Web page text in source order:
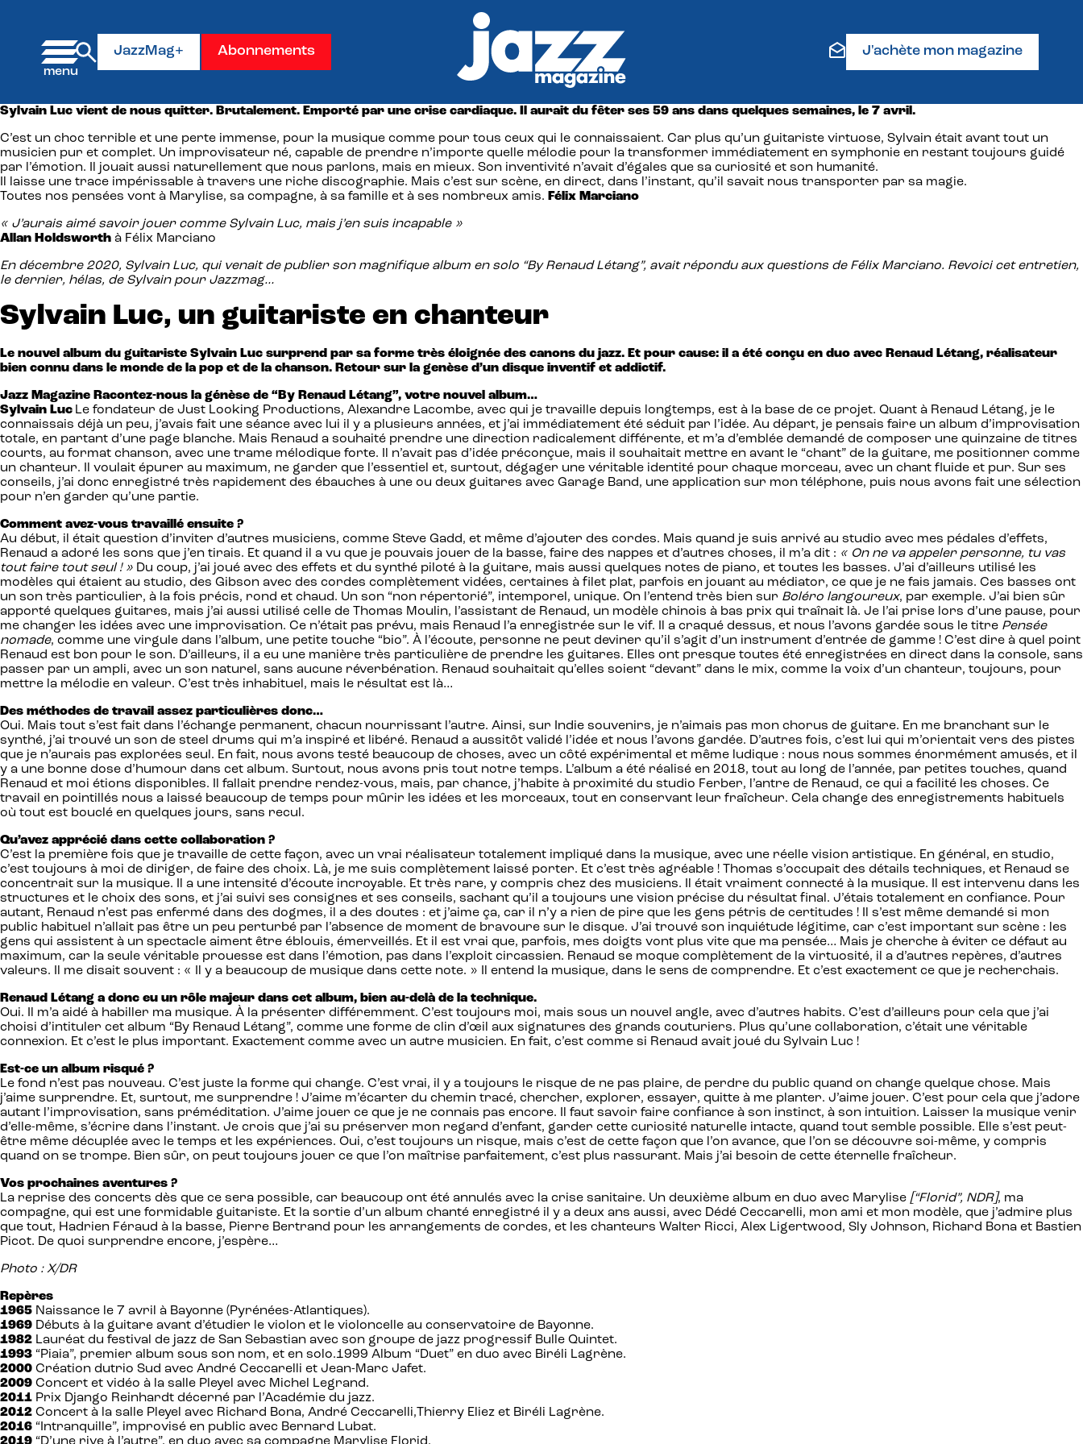
JazzMag+ Abonnements J'achète mon magazine
Sylvain Luc vient de nous quitter. Brutalement. Emporté par une crise cardiaque. Il aurait du fêter ses 59 ans dans quelques semaines, le 7 avril.
C’est un choc terrible et une perte immense, pour la musique comme pour tous ceux qui le connaissaient. Car plus qu’un guitariste virtuose, Sylvain était avant tout un
musicien pur et complet. Un improvisateur né, capable de prendre n’importe quelle mélodie pour la transformer immédiatement en symphonie en restant toujours guidé
par l’émotion. Il jouait aussi naturellement que nous parlons, mais en mieux. Son inventivité n’avait d’égales que sa curiosité et son humanité.
Il laisse une trace impérissable à travers une riche discographie. Mais c’est sur scène, en direct, dans l’instant, qu’il savait nous transporter par sa magie.
Toutes nos pensées vont à Marylise, sa compagne, à sa famille et à ses nombreux amis. Félix Marciano
« J’aurais aimé savoir jouer comme Sylvain Luc, mais j’en suis incapable »
Allan Holdsworth à Félix Marciano
En décembre 2020, Sylvain Luc, qui venait de publier son magnifique album en solo “By Renaud Létang”, avait répondu aux questions de Félix Marciano. Revoici cet entretien,
le dernier, hélas, de Sylvain pour Jazzmag…
Sylvain Luc, un guitariste en chanteur
Le nouvel album du guitariste Sylvain Luc surprend par sa forme très éloignée des canons du jazz. Et pour cause: il a été conçu en duo avec Renaud Létang, réalisateur
bien connu dans le monde de la pop et de la chanson. Retour sur la genèse d’un disque inventif et addictif.
Jazz Magazine Racontez-nous la génèse de “By Renaud Létang”, votre nouvel album…
Sylvain Luc Le fondateur de Just Looking Productions, Alexandre Lacombe, avec qui je travaille depuis longtemps, est à la base de ce projet. Quant à Renaud Létang, je le
connaissais déjà un peu, j’avais fait une séance avec lui il y a plusieurs années, et j’ai immédiatement été séduit par l’idée. Au départ, je pensais faire un album d’improvisation
totale, en partant d’une page blanche. Mais Renaud a souhaité prendre une direction radicalement différente, et m’a d’emblée demandé de composer une quinzaine de titres
courts, au format chanson, avec une trame mélodique forte. Il n’avait pas d’idée préconçue, mais il souhaitait mettre en avant le “chant” de la guitare, me positionner comme
un chanteur. Il voulait épurer au maximum, ne garder que l’essentiel et, surtout, dégager une véritable identité pour chaque morceau, avec un chant fluide et pur. Sur ses
conseils, j’ai donc enregistré très rapidement des ébauches à une ou deux guitares avec Garage Band, une application sur mon téléphone, puis nous avons fait une sélection
pour n’en garder qu’une partie.
Comment avez-vous travaillé ensuite ?
Au début, il était question d’inviter d’autres musiciens, comme Steve Gadd, et même d’ajouter des cordes. Mais quand je suis arrivé au studio avec mes pédales d’effets,
Renaud a adoré les sons que j’en tirais. Et quand il a vu que je pouvais jouer de la basse, faire des nappes et d’autres choses, il m’a dit : « On ne va appeler personne, tu vas
tout faire tout seul ! » Du coup, j’ai joué avec des effets et du synthé piloté à la guitare, mais aussi quelques notes de piano, et toutes les basses. J’ai d’ailleurs utilisé les
modèles qui étaient au studio, des Gibson avec des cordes complètement vidées, certaines à filet plat, parfois en jouant au médiator, ce que je ne fais jamais. Ces basses ont
un son très particulier, à la fois précis, rond et chaud. Un son “non répertorié”, intemporel, unique. On l’entend très bien sur Boléro langoureux, par exemple. J’ai bien sûr
apporté quelques guitares, mais j’ai aussi utilisé celle de Thomas Moulin, l’assistant de Renaud, un modèle chinois à bas prix qui traînait là. Je l’ai prise lors d’une pause, pour
me changer les idées avec une improvisation. Ce n’était pas prévu, mais Renaud l’a enregistrée sur le vif. Il a craqué dessus, et nous l’avons gardée sous le titre Pensée
nomade, comme une virgule dans l’album, une petite touche “bio”. À l’écoute, personne ne peut deviner qu’il s’agit d’un instrument d’entrée de gamme ! C’est dire à quel point
Renaud est bon pour le son. D’ailleurs, il a eu une manière très particulière de prendre les guitares. Elles ont presque toutes été enregistrées en direct dans la console, sans
passer par un ampli, avec un son naturel, sans aucune réverbération. Renaud souhaitait qu’elles soient “devant” dans le mix, comme la voix d’un chanteur, toujours, pour
mettre la mélodie en valeur. C’est très inhabituel, mais le résultat est là…
Des méthodes de travail assez particulières donc…
Oui. Mais tout s’est fait dans l’échange permanent, chacun nourrissant l’autre. Ainsi, sur Indie souvenirs, je n’aimais pas mon chorus de guitare. En me branchant sur le
synthé, j’ai trouvé un son de steel drums qui m’a inspiré et libéré. Renaud a aussitôt validé l’idée et nous l’avons gardée. D’autres fois, c’est lui qui m’orientait vers des pistes
que je n’aurais pas explorées seul. En fait, nous avons testé beaucoup de choses, avec un côté expérimental et même ludique : nous nous sommes énormément amusés, et il
y a une bonne dose d’humour dans cet album. Surtout, nous avons pris tout notre temps. L’album a été réalisé en 2018, tout au long de l’année, par petites touches, quand
Renaud et moi étions disponibles. Il fallait prendre rendez-vous, mais, par chance, j’habite à proximité du studio Ferber, l’antre de Renaud, ce qui a facilité les choses. Ce
travail en pointillés nous a laissé beaucoup de temps pour mûrir les idées et les morceaux, tout en conservant leur fraîcheur. Cela change des enregistrements habituels
où tout est bouclé en quelques jours, sans recul.
Qu’avez apprécié dans cette collaboration ?
C’est la première fois que je travaille de cette façon, avec un vrai réalisateur totalement impliqué dans la musique, avec une réelle vision artistique. En général, en studio,
c’est toujours à moi de diriger, de faire des choix. Là, je me suis complètement laissé porter. Et c’est très agréable ! Thomas s’occupait des détails techniques, et Renaud se
concentrait sur la musique. Il a une intensité d’écoute incroyable. Et très rare, y compris chez des musiciens. Il était vraiment connecté à la musique. Il est intervenu dans les
structures et le choix des sons, et j’ai suivi ses consignes et ses conseils, sachant qu’il a toujours une vision précise du résultat final. J’étais totalement en confiance. Pour
autant, Renaud n’est pas enfermé dans des dogmes, il a des doutes : et j’aime ça, car il n’y a rien de pire que les gens pétris de certitudes ! Il s’est même demandé si mon
public habituel n’allait pas être un peu perturbé par l’absence de moment de bravoure sur le disque. J’ai trouvé son inquiétude légitime, car c’est important sur scène : les
gens qui assistent à un spectacle aiment être éblouis, émerveillés. Et il est vrai que, parfois, mes doigts vont plus vite que ma pensée… Mais je cherche à éviter ce défaut au
maximum, car la seule véritable prouesse est dans l’émotion, pas dans l’exploit circassien. Renaud se moque complètement de la virtuosité, il a d’autres repères, d’autres
valeurs. Il me disait souvent : « Il y a beaucoup de musique dans cette note. » Il entend la musique, dans le sens de comprendre. Et c’est exactement ce que je recherchais.
Renaud Létang a donc eu un rôle majeur dans cet album, bien au-delà de la technique.
Oui. Il m’a aidé à habiller ma musique. À la présenter différemment. C’est toujours moi, mais sous un nouvel angle, avec d’autres habits. C’est d’ailleurs pour cela que j’ai
choisi d’intituler cet album “By Renaud Létang”, comme une forme de clin d’œil aux signatures des grands couturiers. Plus qu’une collaboration, c’était une véritable
connexion. Et c’est le plus important. Exactement comme avec un autre musicien. En fait, c’est comme si Renaud avait joué du Sylvain Luc !
Est-ce un album risqué ?
Le fond n’est pas nouveau. C’est juste la forme qui change. C’est vrai, il y a toujours le risque de ne pas plaire, de perdre du public quand on change quelque chose. Mais
j’aime surprendre. Et, surtout, me surprendre ! J’aime m’écarter du chemin tracé, chercher, explorer, essayer, quitte à me planter. J’aime jouer. C’est pour cela que j’adore
autant l’improvisation, sans préméditation. J’aime jouer ce que je ne connais pas encore. Il faut savoir faire confiance à son instinct, à son intuition. Laisser la musique venir
d’elle-même, s’écrire dans l’instant. Je crois que j’ai su préserver mon regard d’enfant, garder cette curiosité naturelle intacte, quand tout semble possible. Elle s’est peut-
être même décuplée avec le temps et les expériences. Oui, c’est toujours un risque, mais c’est de cette façon que l’on avance, que l’on se découvre soi-même, y compris
quand on se trompe. Bien sûr, on peut toujours jouer ce que l’on maîtrise parfaitement, c’est plus rassurant. Mais j’ai besoin de cette éternelle fraîcheur.
Vos prochaines aventures ?
La reprise des concerts dès que ce sera possible, car beaucoup ont été annulés avec la crise sanitaire. Un deuxième album en duo avec Marylise [“Florid”, NDR], ma
compagne, qui est une formidable guitariste. Et la sortie d’un album chanté enregistré il y a deux ans aussi, avec Dédé Ceccarelli, mon ami et mon modèle, que j’admire plus
que tout, Hadrien Féraud à la basse, Pierre Bertrand pour les arrangements de cordes, et les chanteurs Walter Ricci, Alex Ligertwood, Sly Johnson, Richard Bona et Bastien
Picot. De quoi surprendre encore, j’espère…
Photo : X/DR
Repères
1965 Naissance le 7 avril à Bayonne (Pyrénées-Atlantiques).
1969 Débuts à la guitare avant d’étudier le violon et le violoncelle au conservatoire de Bayonne.
1982 Lauréat du festival de jazz de San Sebastian avec son groupe de jazz progressif Bulle Quintet.
1993 “Piaia”, premier album sous son nom, et en solo.1999 Album “Duet” en duo avec Biréli Lagrène.
2000 Création dutrio Sud avec André Ceccarelli et Jean-Marc Jafet.
2009 Concert et vidéo à la salle Pleyel avec Michel Legrand.
2011 Prix Django Reinhardt décerné par l’Académie du jazz.
2012 Concert à la salle Pleyel avec Richard Bona, André Ceccarelli,Thierry Eliez et Biréli Lagrène.
2016 “Intranquille”, improvisé en public avec Bernard Lubat.